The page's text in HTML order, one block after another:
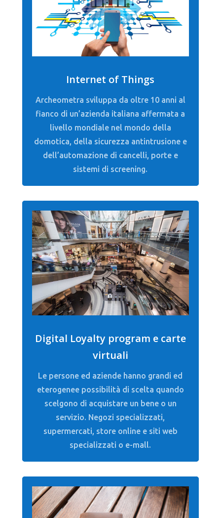
Internet of Things
Archeometra sviluppa da oltre 10 anni al
fianco di un’azienda italiana affermata a
livello mondiale nel mondo della
domotica, della sicurezza antintrusione e
dell’automazione di cancelli, porte e
sistemi di screening.
Digital Loyalty program e carte
virtuali
Le persone ed aziende hanno grandi ed
eterogenee possibilità di scelta quando
scelgono di acquistare un bene o un
servizio. Negozi specializzati,
supermercati, store online e siti web
specializzati o e-mall.